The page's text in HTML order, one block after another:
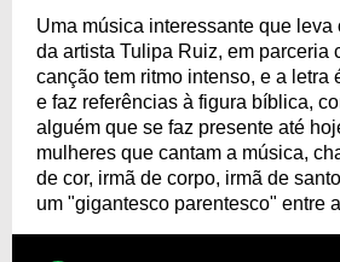
Uma música interessante que leva
da artista Tulipa Ruiz, em parceria
canção tem ritmo intenso, e a letra
e faz referências à figura bíblica,
alguém que se faz presente até
mulheres que cantam a música,
de cor, irmã de corpo, irmã de
um "gigantesco parentesco" entre